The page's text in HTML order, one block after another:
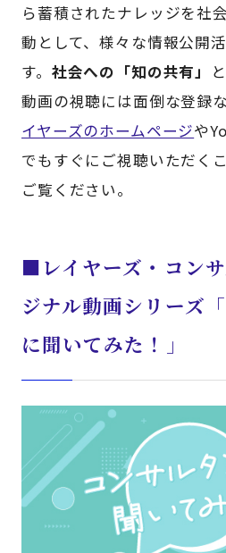
ら蓄積されたナレッジを社
動として、様々な情報公開
す。 社会への「知の共有」
動画の視聴には面倒な登録
イヤーズのホームページや
でもすぐにご視聴いただく
ご覧ください。
■レイヤーズ・コン
ジナル動画シリーズ
に聞いてみた！」